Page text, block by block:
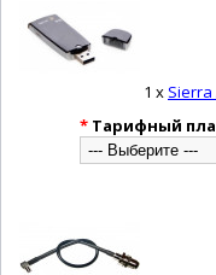
1 x Sierra
* Тарифный